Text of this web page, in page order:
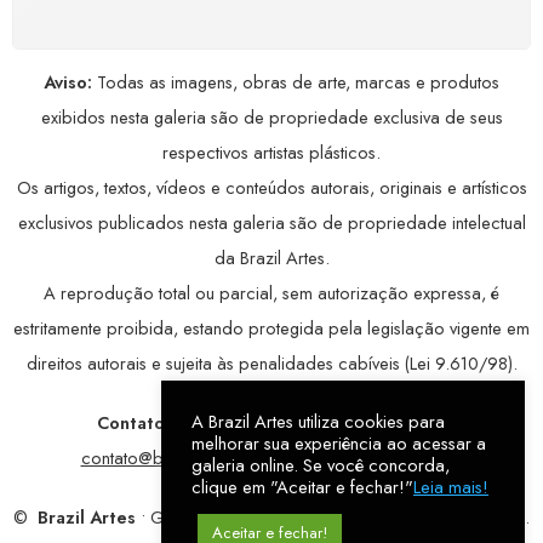
Aviso: Todas as imagens, obras de arte, marcas e produtos
exibidos nesta galeria são de propriedade exclusiva de seus
respectivos artistas plásticos.
Os artigos, textos, vídeos e conteúdos autorais, originais e artísticos
exclusivos publicados nesta galeria são de propriedade intelectual
da Brazil Artes.
A reprodução total ou parcial, sem autorização expressa, é
estritamente proibida, estando protegida pela legislação vigente em
direitos autorais e sujeita às penalidades cabíveis (Lei 9.610/98).
Contatos: WhatsApp:79 9998-1221/ E-mail:
contato@brazilartes.com/ Instagram:@brazilartes
© Brazil Artes • Galeria Online.9 anosde história (2017 – 2026).
A Brazil Artes utiliza cookies para
melhorar sua experiência ao acessar a
galeria online. Se você concorda,
clique em "Aceitar e fechar!"Leia mais!
Aceitar e fechar!